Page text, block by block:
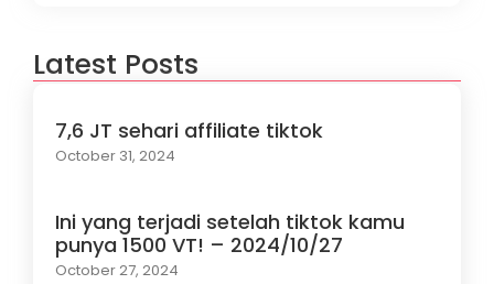
Latest Posts
7,6 JT sehari affiliate tiktok
October 31, 2024
Ini yang terjadi setelah tiktok kamu
punya 1500 VT! – 2024/10/27
October 27, 2024